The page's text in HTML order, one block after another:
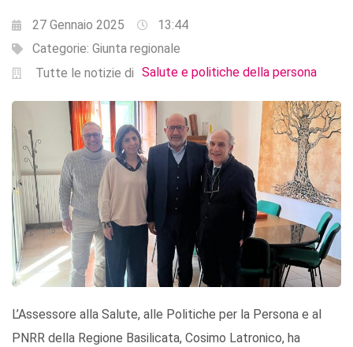
27 Gennaio 2025
13:44
Categorie: Giunta regionale
Tutte le notizie di Salute e politiche della persona
L’Assessore alla Salute, alle Politiche per la Persona e al
PNRR della Regione Basilicata, Cosimo Latronico, ha